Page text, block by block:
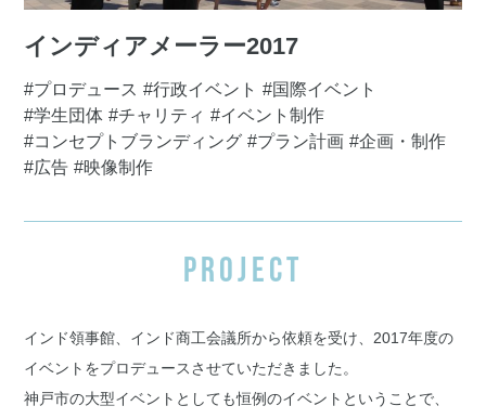
インディアメーラー2017
#プロデュース #行政イベント #国際イベント
#学生団体 #チャリティ #イベント制作
#コンセプトブランディング #プラン計画 #企画・制作
#広告 #映像制作
PROJECT
インド領事館、インド商工会議所から依頼を受け、2017年度の
イベントをプロデュースさせていただきました。
神戸市の大型イベントとしても恒例のイベントということで、